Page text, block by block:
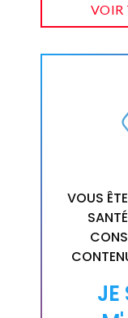
VOIR
VOUS
JE